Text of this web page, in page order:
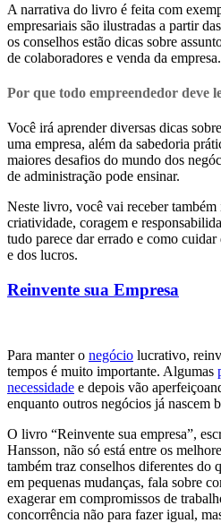
A narrativa do livro é feita com
empresariais são ilustradas a partir
os conselhos estão dicas sobre
de colaboradores e venda da empresa.
Por que todo empreendedor deve
Você irá aprender diversas dicas
uma empresa, além da sabedoria
maiores desafios do mundo dos
de administração pode ensinar.
Neste livro, você vai receber também
criatividade, coragem e
tudo parece dar errado e como cuidar
e dos lucros.
Reinvente sua Empresa
Para manter o negócio lucrativo,
tempos é muito importante. Algumas
necessidade e depois vão
enquanto outros negócios já nascem
O livro “Reinvente sua empresa”,
Hansson, não só está entre os
também traz conselhos diferentes do
em pequenas mudanças, fala sobre
exagerar em compromissos de
concorrência não para fazer igual,